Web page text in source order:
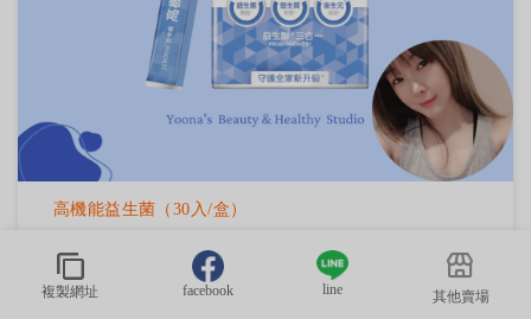
複製網址 facebook line 其他賣場
高機能益生菌（30入/盒）
NT$1280